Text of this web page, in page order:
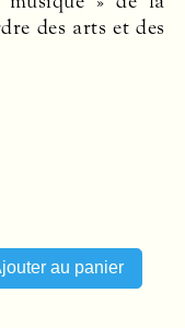
des arts et des